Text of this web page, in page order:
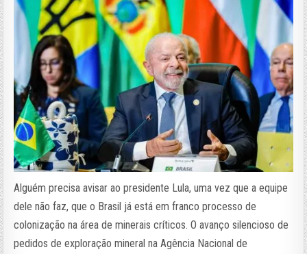
Alguém precisa avisar ao presidente Lula, uma vez que a equipe
dele não faz, que o Brasil já está em franco processo de
colonização na área de minerais críticos. O avanço silencioso de
pedidos de exploração mineral na Agência Nacional de